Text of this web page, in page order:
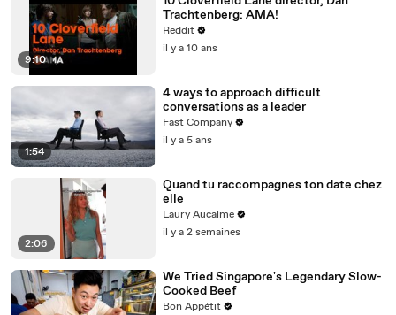
9:10
Trachtenberg: AMA!
Reddit
il y a 10 ans
1:54
4 ways to approach difficult
conversations as a leader
Fast Company
il y a 5 ans
2:06
Quand tu raccompagnes ton date chez
elle
Laury Aucalme
il y a 2 semaines
We Tried Singapore's Legendary Slow-
Cooked Beef
Bon Appétit